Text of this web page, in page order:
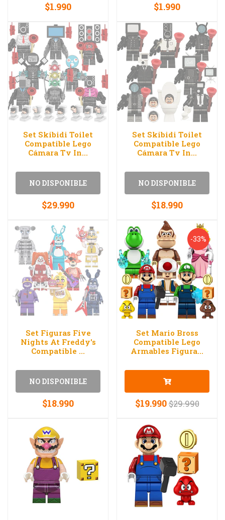
$1.990 $1.990
Set Skibidi Toilet
Compatible Lego
Cámara Tv In...
NO DISPONIBLE
$29.990
Set Skibidi Toilet
Compatible Lego
Cámara Tv In...
NO DISPONIBLE
$18.990
Set Figuras Five
Nights At Freddy's
Compatible ...
NO DISPONIBLE
$18.990
-33%
Set Mario Bross
Compatible Lego
Armables Figura...
$19.990$29.990